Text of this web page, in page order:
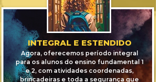
INTEGRAL E ESTENDIDO
Agora, oferecemos período integral
para os alunos do ensino fundamental 1
e 2, com atividades coordenadas,
brincadeiras e toda a segurança que